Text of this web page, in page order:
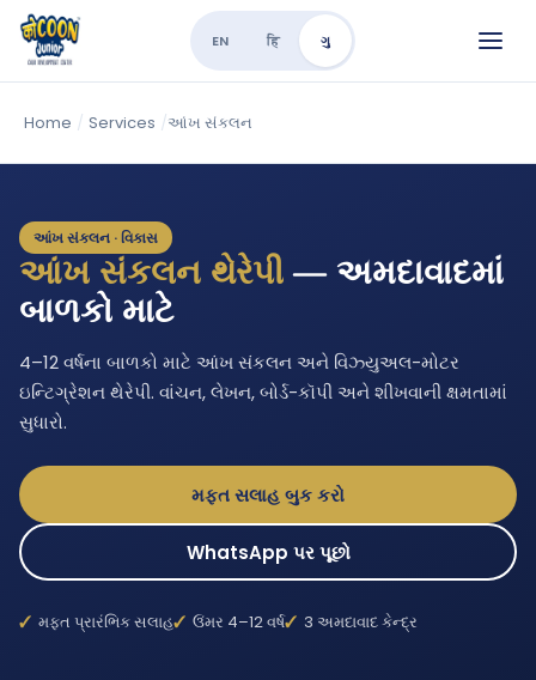
EN हि ગુ
Home / Services /આંખ સંકલન
આંખ સંકલન · વિકાસ
આંખ સંકલન થેરેપી— અમદાવાદમાં
બાળકો માટે
4–12 વર્ષના બાળકો માટે આંખ સંકલન અને વિઝ્યુઅલ-મોટર
ઇન્ટિગ્રેશન થેરેપી. વાંચન, લેખન, બોર્ડ-કૉપી અને શીખવાની ક્ષમતામાં
સુધારો.
મફત સલાહ બુક કરો
WhatsApp પર પૂછો
મફત પ્રારંભિક સલાહ ઉંમર 4–12 વર્ષ 3 અમદાવાદ કેન્દ્ર